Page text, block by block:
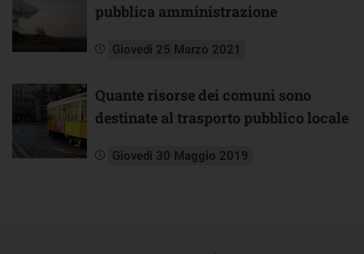
pubblica amministrazione
Giovedì 25 Marzo 2021
Quante risorse dei comuni sono
destinate al trasporto pubblico locale
Giovedì 30 Maggio 2019